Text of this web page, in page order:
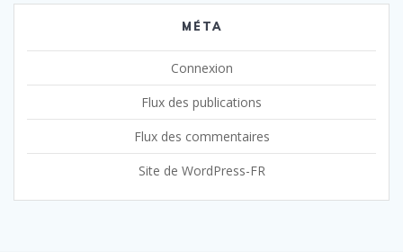
MÉTA
Connexion
Flux des publications
Flux des commentaires
Site de WordPress-FR